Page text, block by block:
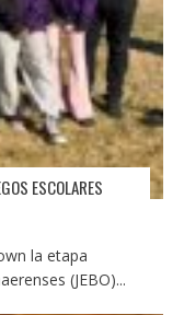
ESCOLARES
la etapa
(JEBO)...